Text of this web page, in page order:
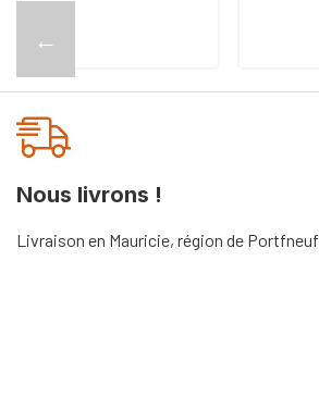
←
Nous livrons !
Livraison en Mauricie, région de Portfneuf